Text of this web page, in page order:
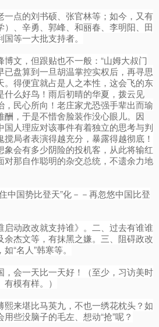
点的刘书硕、张官林等；如今，又有
）、辛勇、郭峰、和丽春、李明阳、田
等一大批支持者。
文，但跟贴也不一般：“山姆大叔门
已盘算到一旦胡温掌控实权后，再寻思
。得便宜就占是人之本性，这会飞的东
什么好鸟！雨后初晴的华夏，拨云见
，民心所向！老庄家尤恐强手辈出而瑜
酬，于是不惜舍脸装作没心眼儿。因
国人理应对该事件有着独立的思考与判
局者表演得越充分，暴露得越彻底！
象会有多少阴险的投机客，从此将输红
对那自作聪明的杂交总统，不遗余力地
国势比登天”化－－再忽悠中国比登
动政改就支持谁》。二、过去有谁谁
余杰文等，有抹黑之嫌。三、阻碍政改
“名人”韩寒等。
会一天比一天好！（至少，习访美时
模有样。）
来堪比马英九，不也一绣花枕头？如
些没脑子的毛左、想动“抢”呢？